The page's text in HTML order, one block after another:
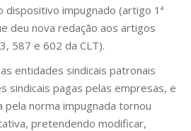
dispositivo impugnado (artigo 1ª
deu nova redação aos artigos
587 e 602 da CLT).
entidades sindicais patronais
sindicais pagas pelas empresas, e
norma impugnada tornou
pretendendo modificar,